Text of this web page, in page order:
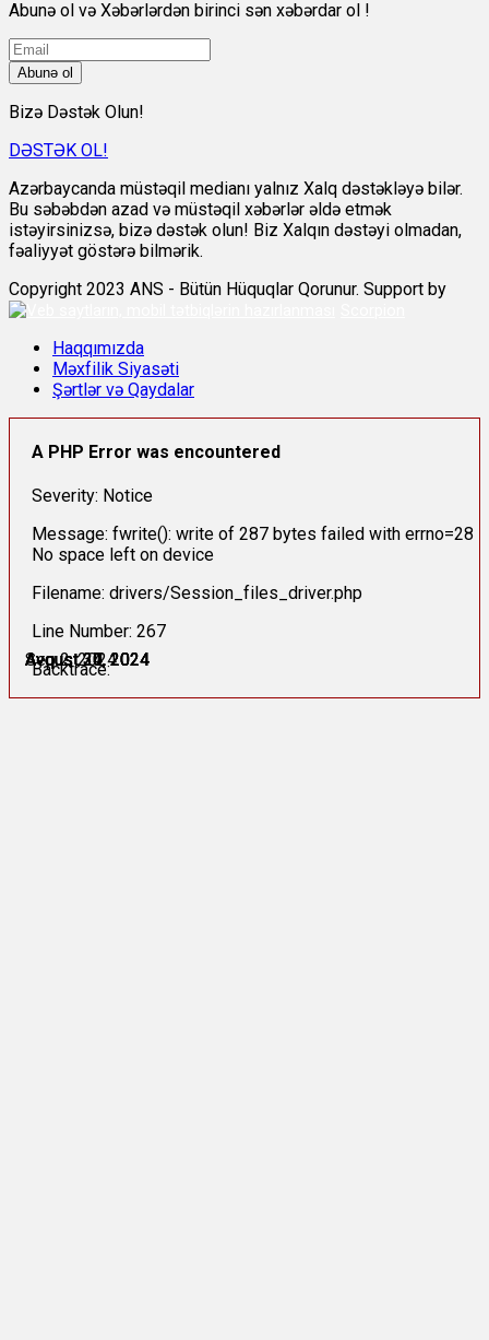
Avqust 24, 2024
Avqust 27, 2024
Avqust 30, 2024
Avqust 30, 2024
Avqust 31, 2024
Sep 2, 2024
Abunə ol və Xəbərlərdən birinci sən xəbərdar ol !
Abunə ol
Bizə Dəstək Olun!
DƏSTƏK OL!
Azərbaycanda müstəqil medianı yalnız Xalq dəstəkləyə bilər.
Bu səbəbdən azad və müstəqil xəbərlər əldə etmək
istəyirsinizsə, bizə dəstək olun! Biz Xalqın dəstəyi olmadan,
fəaliyyət göstərə bilmərik.
Copyright 2023 ANS - Bütün Hüquqlar Qorunur. Support by
Haqqımızda
Məxfilik Siyasəti
Şərtlər və Qaydalar
A PHP Error was encountered
Severity: Notice
Message: fwrite(): write of 287 bytes failed with errno=28
No space left on device
Filename: drivers/Session_files_driver.php
Line Number: 267
Backtrace: